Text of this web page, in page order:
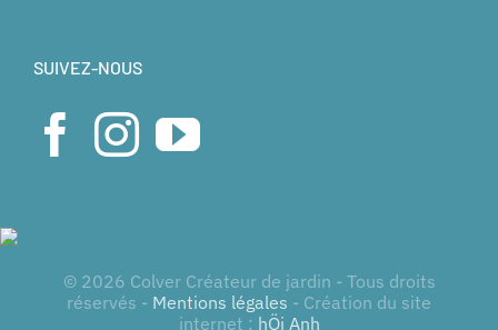
SUIVEZ-NOUS
© 2026 Colver Créateur de jardin - Tous droits
réservés - Mentions légales - Création du site
internet : hÖi Anh